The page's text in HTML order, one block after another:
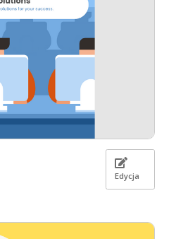
Edycja